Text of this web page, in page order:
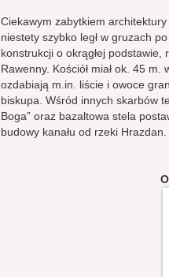
Ciekawym zabytkiem
niestety szybko legł w gruzach
konstrukcji o okrągłej
Rawenny. Kościół miał ok. 45
ozdabiają m.in. liście i owoce
biskupa. Wśród innych skarbów
Boga” oraz bazaltowa stela
budowy kanału od rzeki Hrazdan.